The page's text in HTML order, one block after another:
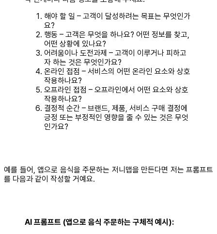
해야 할 일 – 고객이 달성하려는 목표는 무엇인가
요?
행동 – 고객은 무엇을 하나요? 어떤 정보를 찾고,
어떤 상황에 있나요?
어려움이나 도전과제 – 고객이 이루거나 피하고
자 하는 것은 무엇인가요?
온라인 접점 – 서비스의 어떤 온라인 요소와 상호
작용하나요?
오프라인 접점 – 오프라인에서 어떤 요소와 상호
작용하나요?
결정적 순간 – 브랜드, 제품, 서비스 구매 결정에
긍정 또는 부정적인 영향을 줄 수 있는 것은 무엇
인가요?
예를 들어, 앱으로 음식을 주문하는 저니맵을 만든다면 저는 프롬프트
를 다음과 같이 작성할 거예요.
AI 프롬프트 (앱으로 음식 주문하는 구체적 예시):